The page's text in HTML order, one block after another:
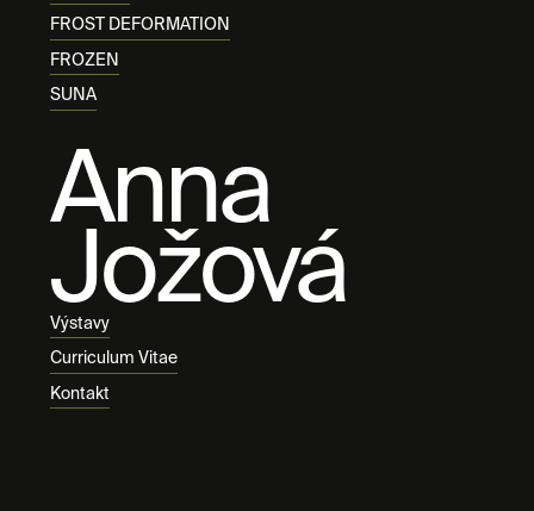
FROST DEFORMATION
FROZEN
SUNA
Anna
Jožová
Výstavy
Curriculum Vitae
Kontakt